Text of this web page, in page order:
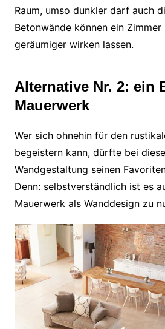
Raum, umso dunkler darf auch
Betonwände können ein
geräumiger wirken lassen.
Alternative Nr. 2: ein
Mauerwerk
Wer sich ohnehin für den
begeistern kann, dürfte bei
Wandgestaltung seinen
Denn: selbstverständlich ist es
Mauerwerk als Wanddesign zu